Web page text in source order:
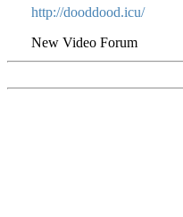
http://dooddood.icu/
New Video Forum